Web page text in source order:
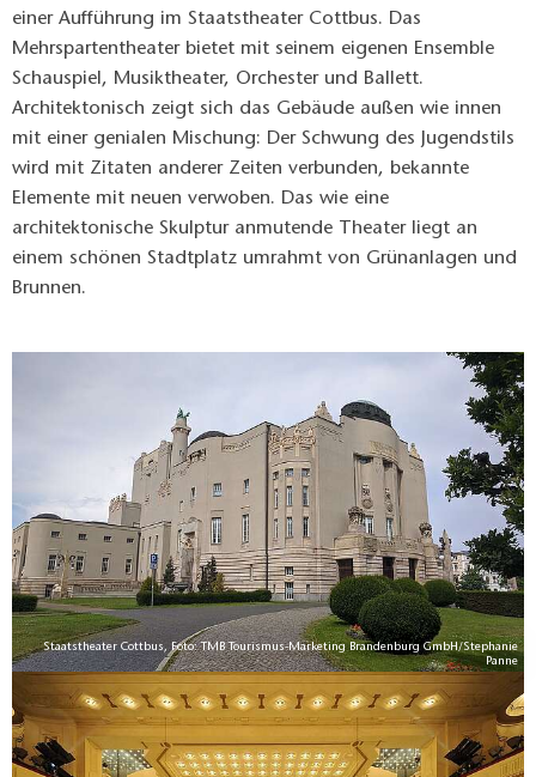
einer Aufführung im Staatstheater Cottbus. Das
Mehrspartentheater bietet mit seinem eigenen Ensemble
Schauspiel, Musiktheater, Orchester und Ballett.
Architektonisch zeigt sich das Gebäude außen wie innen
mit einer genialen Mischung: Der Schwung des Jugendstils
wird mit Zitaten anderer Zeiten verbunden, bekannte
Elemente mit neuen verwoben. Das wie eine
architektonische Skulptur anmutende Theater liegt an
einem schönen Stadtplatz umrahmt von Grünanlagen und
Brunnen.
Staatstheater Cottbus, Foto: TMB Tourismus-Marketing Brandenburg GmbH/Stephanie
Panne